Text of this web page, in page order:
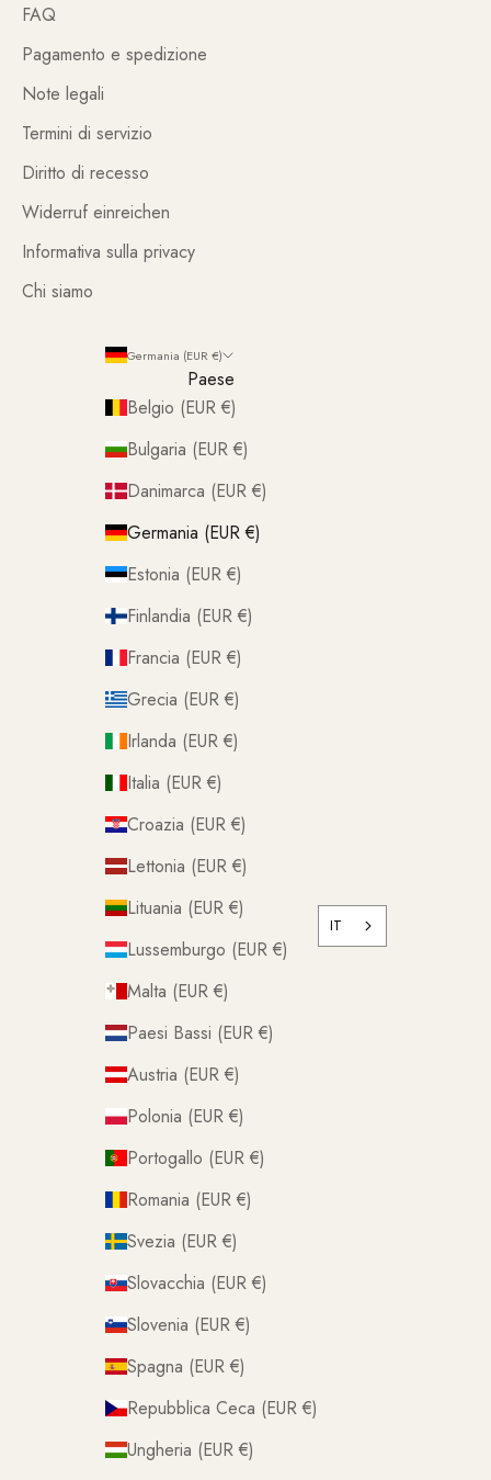
FAQ
Pagamento e spedizione
Note legali
Termini di servizio
Diritto di recesso
Widerruf einreichen
Informativa sulla privacy
Chi siamo
Germania (EUR €)
Paese
Belgio (EUR €)
Bulgaria (EUR €)
Danimarca (EUR €)
Germania (EUR €)
Estonia (EUR €)
Finlandia (EUR €)
Francia (EUR €)
Grecia (EUR €)
Irlanda (EUR €)
Italia (EUR €)
Croazia (EUR €)
Lettonia (EUR €)
Lituania (EUR €)
Lussemburgo (EUR €)
Malta (EUR €)
Paesi Bassi (EUR €)
Austria (EUR €)
Polonia (EUR €)
Portogallo (EUR €)
Romania (EUR €)
Svezia (EUR €)
Slovacchia (EUR €)
Slovenia (EUR €)
Spagna (EUR €)
Repubblica Ceca (EUR €)
Ungheria (EUR €)
IT